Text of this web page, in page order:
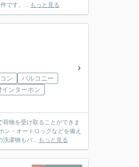
です。... もっと見る
ン
バルコニー
ンターホン
物を受け取ることができま
ン・オートロックなどを備え
洗濯物もバ... もっと見る